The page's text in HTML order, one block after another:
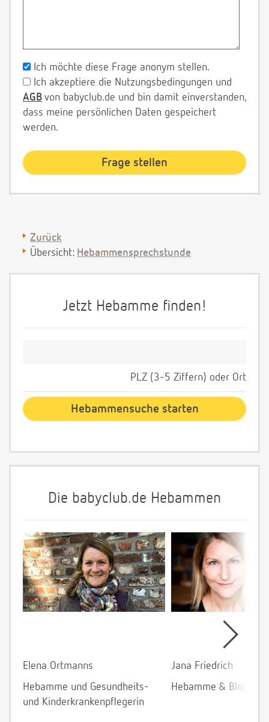
Ich möchte diese Frage anonym stellen.
Ich akzeptiere die Nutzungsbedingungen und
AGB von babyclub.de und bin damit einverstanden,
dass meine persönlichen Daten gespeichert
werden.
Zurück
Übersicht: Hebammensprechstunde
Jetzt Hebamme finden!
PLZ (3-5 Ziffern) oder Ort
Die babyclub.de Hebammen
Elena Ortmanns
Hebamme und Gesundheits-
und Kinderkrankenpflegerin
Jana Friedrich
Hebamme &